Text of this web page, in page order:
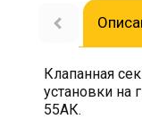
Клапанная
установки на
55АК.